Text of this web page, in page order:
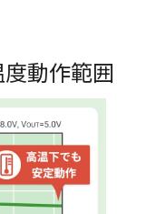
動作範囲